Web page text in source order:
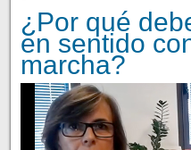
¿Por qué
en sentido
marcha?